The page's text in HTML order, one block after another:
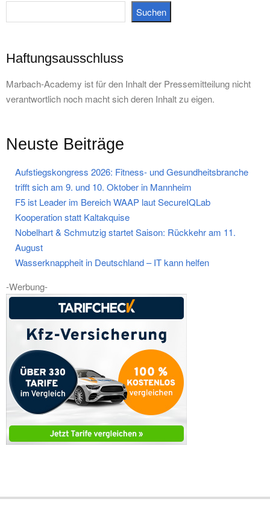
Suchen
Haftungsausschluss
Marbach-Academy ist für den Inhalt der Pressemitteilung nicht
verantwortlich noch macht sich deren Inhalt zu eigen.
Neuste Beiträge
Aufstiegskongress 2026: Fitness- und Gesundheitsbranche
trifft sich am 9. und 10. Oktober in Mannheim
F5 ist Leader im Bereich WAAP laut SecureIQLab
Kooperation statt Kaltakquise
Nobelhart & Schmutzig startet Saison: Rückkehr am 11.
August
Wasserknappheit in Deutschland – IT kann helfen
-Werbung-